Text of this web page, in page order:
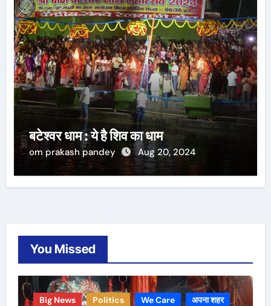
बटेश्वर धाम : ये है शिव का धाम
om prakash pandey Aug 20, 2024
You Missed
Big News Politics We Care
अपना शहर